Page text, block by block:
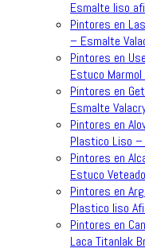
Esmalte liso
Pintores en
– Esmalte
Pintores en
Estuco
Pintores en
Esmalte
Pintores en
Plastico Liso –
Pintores en
Estuco
Pintores en
Plastico liso
Pintores en
Laca Titanlak